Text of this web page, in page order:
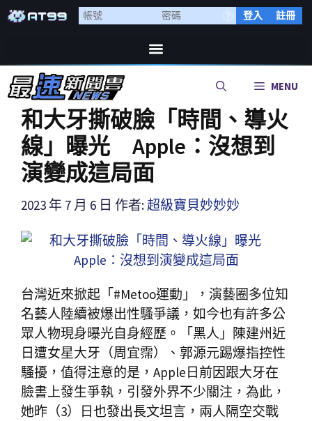
登入 註冊
MENU
和大牙撕破臉「時間、導火
線」曝光 Apple：沒想到
演變成這局面
2023 年 7 月 6 日 作者: 超級寶貝妙妙妙
台灣近來掀起「#Metoo運動」，演藝圈多位知
名藝人陸續被爆出性騷爭議，如今也有許多公
眾人物現身曝光自身經歷。「黑人」陳建州近
日遭女星大牙（周宜霈）、郭源元踢爆指控性
騷擾，值得注意的是，Apple日前因跟大牙在
臉書上發生爭執，引發外界不少關注，為此，
她昨（3）日也發出長文坦言，兩人隔空交戰